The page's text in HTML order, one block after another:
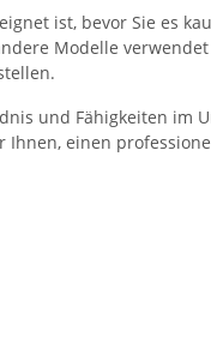
ist, bevor Sie es
Modelle
und Fähigkeiten im
einen